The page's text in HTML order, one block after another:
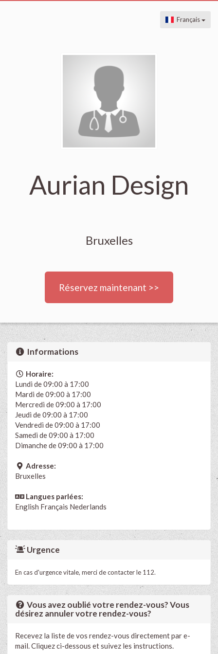
Français
Aurian Design
Bruxelles
Réservez maintenant >>
Informations
Horaire:
Lundi de 09:00 à 17:00
Mardi de 09:00 à 17:00
Mercredi de 09:00 à 17:00
Jeudi de 09:00 à 17:00
Vendredi de 09:00 à 17:00
Samedi de 09:00 à 17:00
Dimanche de 09:00 à 17:00
Adresse:
Bruxelles
Langues parlées:
English Français Nederlands
Urgence
En cas d'urgence vitale, merci de contacter le 112.
Vous avez oublié votre rendez-vous? Vous
désirez annuler votre rendez-vous?
Recevez la liste de vos rendez-vous directement par e-
mail. Cliquez ci-dessous et suivez les instructions.